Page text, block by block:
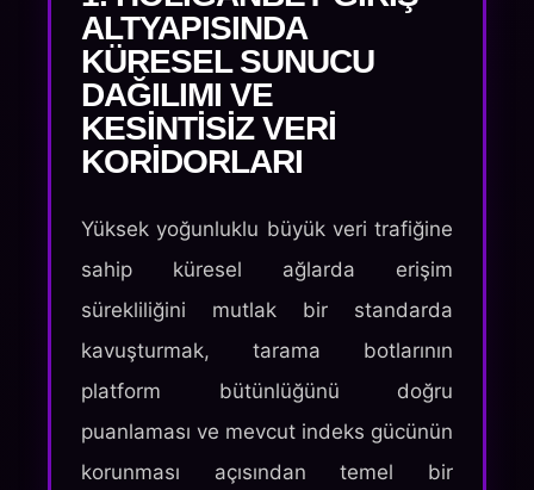
ALTYAPISINDA
KÜRESEL SUNUCU
DAĞILIMI VE
KESINTISIZ VERI
KORIDORLARI
Yüksek yoğunluklu büyük veri trafiğine
sahip küresel ağlarda erişim
sürekliliğini mutlak bir standarda
kavuşturmak, tarama botlarının
platform bütünlüğünü doğru
puanlaması ve mevcut indeks gücünün
korunması açısından temel bir